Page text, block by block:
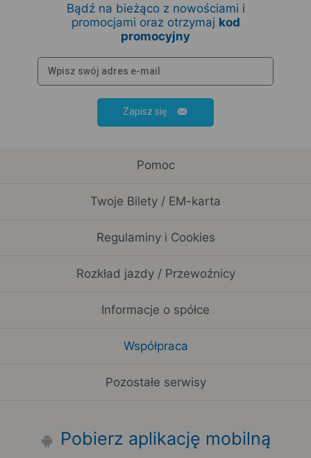
Bądź na bieżąco z nowościami i
promocjami oraz otrzymaj kod
promocyjny
Zapisz się
Pomoc
Twoje Bilety / EM-karta
Regulaminy i Cookies
Rozkład jazdy / Przewoźnicy
Informacje o spółce
Współpraca
Pozostałe serwisy
Pobierz aplikację mobilną